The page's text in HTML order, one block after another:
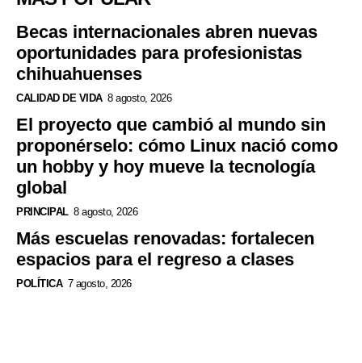
Becas internacionales abren nuevas
oportunidades para profesionistas
chihuahuenses
CALIDAD DE VIDA 8 agosto, 2026
El proyecto que cambió al mundo sin
proponérselo: cómo Linux nació como
un hobby y hoy mueve la tecnología
global
PRINCIPAL 8 agosto, 2026
Más escuelas renovadas: fortalecen
espacios para el regreso a clases
POLÍTICA 7 agosto, 2026